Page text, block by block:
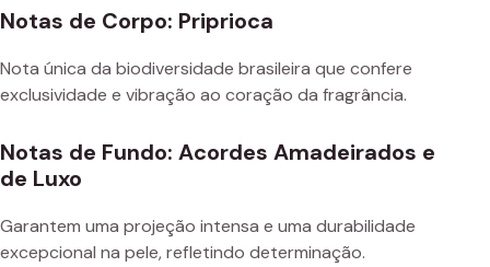
Notas de Corpo: Priprioca
Nota única da biodiversidade brasileira que confere
exclusividade e vibração ao coração da fragrância.
Notas de Fundo: Acordes Amadeirados e
de Luxo
Garantem uma projeção intensa e uma durabilidade
excepcional na pele, refletindo determinação.